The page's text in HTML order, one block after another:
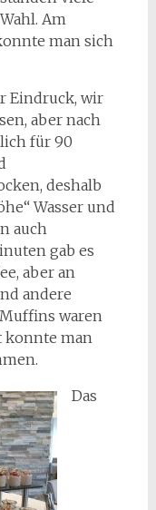
Am
man sich
Eindruck, wir
aber nach
für 90
deshalb
Wasser und
auch
gab es
aber an
andere
waren
konnte man
Das